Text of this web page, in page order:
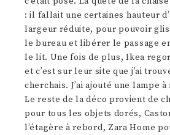
: il fallait une certaines hauteur
largeur réduite, pour pouvoir
le bureau et libérer le passage
le lit. Une fois de plus, Ikea
et c’est sur leur site que j’ai
cherchais. J’ai ajouté une lampe
Le reste de la déco provient de
pour tous les objets dorés,
l’étagère à rebord, Zara Home